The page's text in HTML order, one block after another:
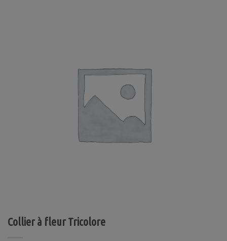
Collier à fleur Tricolore